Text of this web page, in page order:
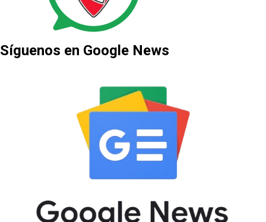
Síguenos en Google News